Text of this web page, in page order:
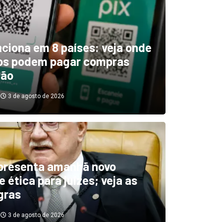
indica El Niño
diminuindo chuvas e
secas de rios
3 de agosto de 2026
em 8 países: veja onde
podem pagar compras
3 de agosto de 2026
amanhã novo
ética para juízes; veja as
3 de agosto de 2026